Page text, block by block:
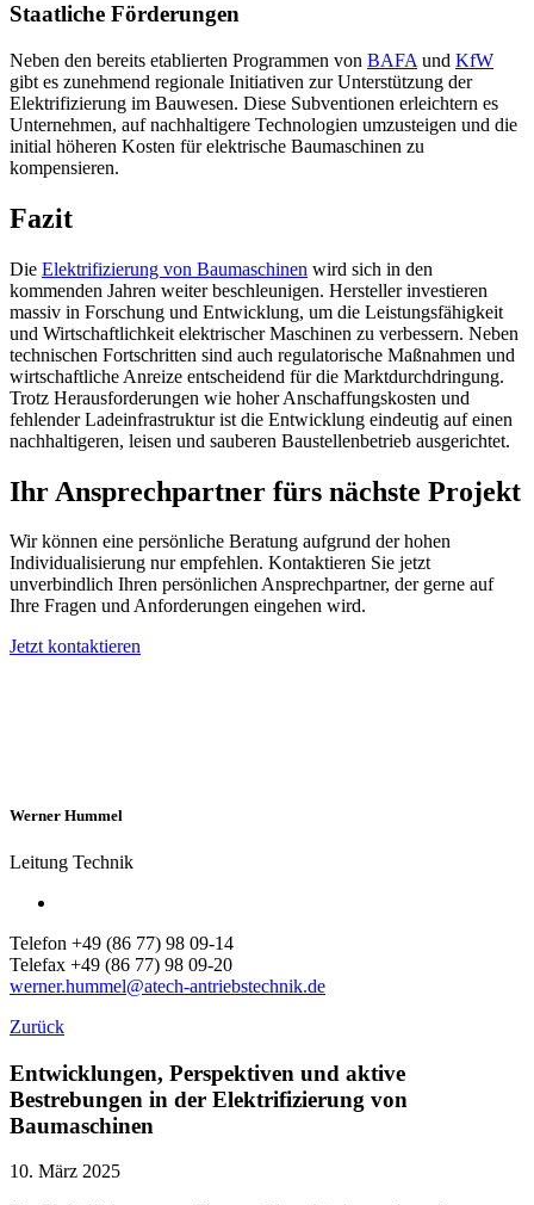
Staatliche Förderungen
Neben den bereits etablierten Programmen von BAFA und KfW
gibt es zunehmend regionale Initiativen zur Unterstützung der
Elektrifizierung im Bauwesen. Diese Subventionen erleichtern es
Unternehmen, auf nachhaltigere Technologien umzusteigen und die
initial höheren Kosten für elektrische Baumaschinen zu
kompensieren.
Fazit
Die Elektrifizierung von Baumaschinen wird sich in den
kommenden Jahren weiter beschleunigen. Hersteller investieren
massiv in Forschung und Entwicklung, um die Leistungsfähigkeit
und Wirtschaftlichkeit elektrischer Maschinen zu verbessern. Neben
technischen Fortschritten sind auch regulatorische Maßnahmen und
wirtschaftliche Anreize entscheidend für die Marktdurchdringung.
Trotz Herausforderungen wie hoher Anschaffungskosten und
fehlender Ladeinfrastruktur ist die Entwicklung eindeutig auf einen
nachhaltigeren, leisen und sauberen Baustellenbetrieb ausgerichtet.
Ihr Ansprechpartner fürs nächste Projekt
Wir können eine persönliche Beratung aufgrund der hohen
Individualisierung nur empfehlen. Kontaktieren Sie jetzt
unverbindlich Ihren persönlichen Ansprechpartner, der gerne auf
Ihre Fragen und Anforderungen eingehen wird.
Jetzt kontaktieren
Werner Hummel
Leitung Technik
Telefon +49 (86 77) 98 09-14
Telefax +49 (86 77) 98 09-20
werner.hummel@atech-antriebstechnik.de
Zurück
Entwicklungen, Perspektiven und aktive
Bestrebungen in der Elektrifizierung von
Baumaschinen
10. März 2025